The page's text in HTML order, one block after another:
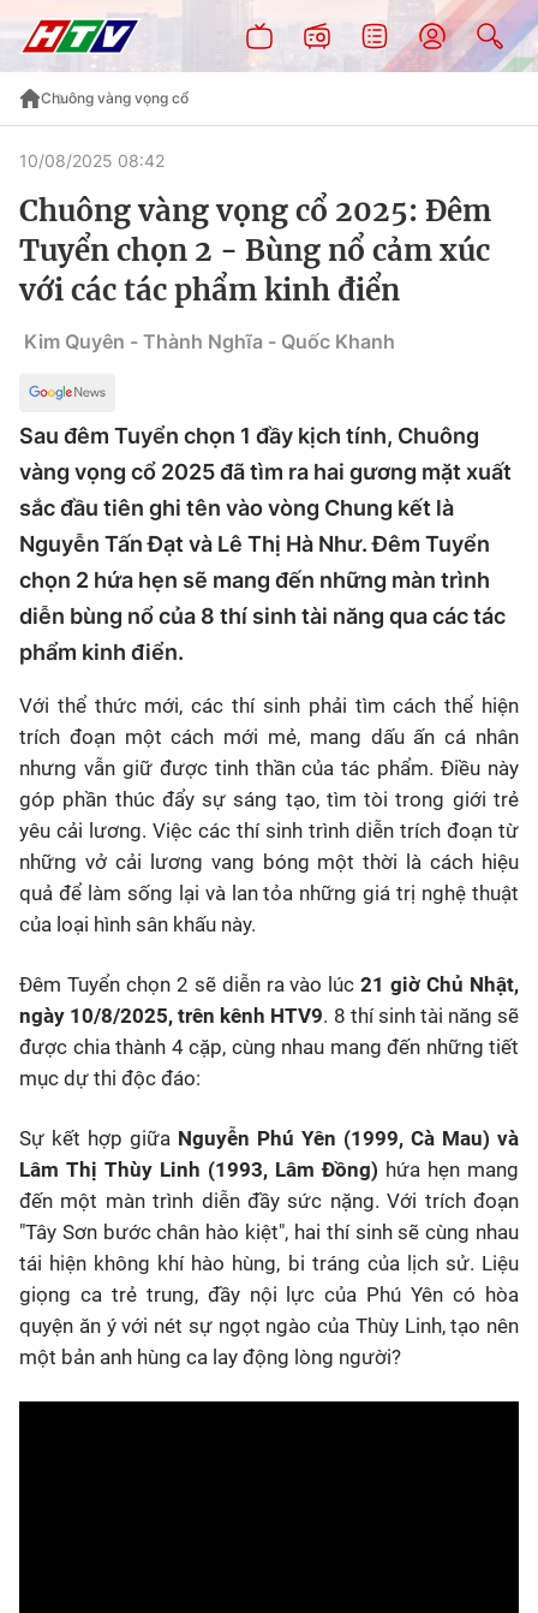
Chuông vàng vọng cổ
10/08/2025 08:42
Chuông vàng vọng cổ 2025: Đêm
Tuyển chọn 2 - Bùng nổ cảm xúc
với các tác phẩm kinh điển
Kim Quyên - Thành Nghĩa - Quốc Khanh
Sau đêm Tuyển chọn 1 đầy kịch tính, Chuông
vàng vọng cổ 2025 đã tìm ra hai gương mặt xuất
sắc đầu tiên ghi tên vào vòng Chung kết là
Nguyễn Tấn Đạt và Lê Thị Hà Như. Đêm Tuyển
chọn 2 hứa hẹn sẽ mang đến những màn trình
diễn bùng nổ của 8 thí sinh tài năng qua các tác
phẩm kinh điển.
Với thể thức mới, các thí sinh phải tìm cách thể hiện
trích đoạn một cách mới mẻ, mang dấu ấn cá nhân
nhưng vẫn giữ được tinh thần của tác phẩm. Điều này
góp phần thúc đẩy sự sáng tạo, tìm tòi trong giới trẻ
yêu cải lương. Việc các thí sinh trình diễn trích đoạn từ
những vở cải lương vang bóng một thời là cách hiệu
quả để làm sống lại và lan tỏa những giá trị nghệ thuật
của loại hình sân khấu này.
Đêm Tuyển chọn 2 sẽ diễn ra vào lúc21 giờ Chủ Nhật,
ngày 10/8/2025, trên kênh HTV9. 8 thí sinh tài năng sẽ
được chia thành 4 cặp, cùng nhau mang đến những tiết
mục dự thi độc đáo:
Sự kết hợp giữa Nguyễn Phú Yên (1999, Cà Mau) và
Lâm Thị Thùy Linh (1993, Lâm Đồng) hứa hẹn mang
đến một màn trình diễn đầy sức nặng. Với trích đoạn
"Tây Sơn bước chân hào kiệt", hai thí sinh sẽ cùng nhau
tái hiện không khí hào hùng, bi tráng của lịch sử. Liệu
giọng ca trẻ trung, đầy nội lực của Phú Yên có hòa
quyện ăn ý với nét sự ngọt ngào của Thùy Linh, tạo nên
một bản anh hùng ca lay động lòng người?